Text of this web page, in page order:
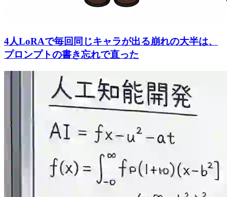
4人LoRAで毎回同じキャラが出る崩れの大半は、
プロンプトの書き忘れで直った